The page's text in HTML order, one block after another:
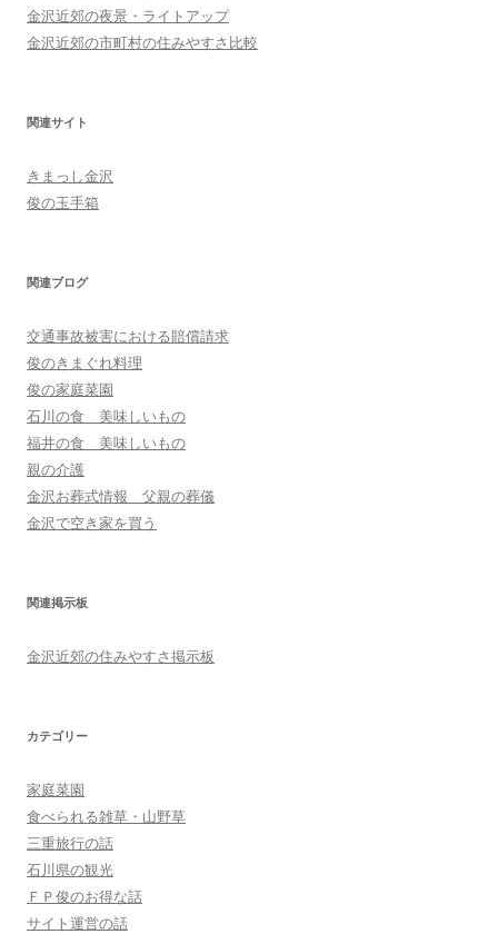
金沢近郊の夜景・ライトアップ
金沢近郊の市町村の住みやすさ比較
関連サイト
きまっし金沢
俊の玉手箱
関連ブログ
交通事故被害における賠償請求
俊のきまぐれ料理
俊の家庭菜園
石川の食 美味しいもの
福井の食 美味しいもの
親の介護
金沢お葬式情報 父親の葬儀
金沢で空き家を買う
関連掲示板
金沢近郊の住みやすさ掲示板
カテゴリー
家庭菜園
食べられる雑草・山野草
三重旅行の話
石川県の観光
ＦＰ俊のお得な話
サイト運営の話